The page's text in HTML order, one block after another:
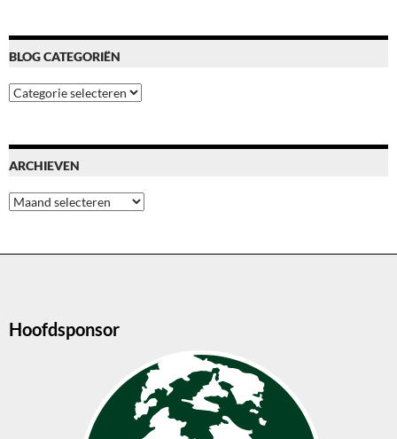
BLOG CATEGORIËN
Blog
categoriën
ARCHIEVEN
Archieven
Hoofdsponsor